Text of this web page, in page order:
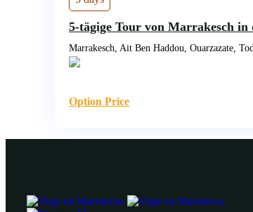
5-tägige Tour von Marrakesch
Marrakesch, Ait Ben Haddou, Ouarzazate,
Option Price